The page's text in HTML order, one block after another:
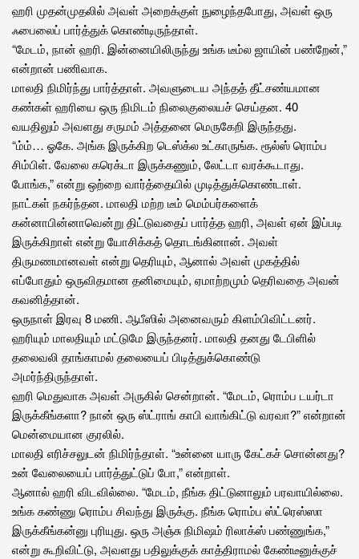
ஹரி முதன்முதலில் அவள் அறைக்குள் நுழைந்தபோது, அவள் ஒரு
ஃபைலைப் பார்த்துக் கொண்டிருந்தாள்.
“மேடம், நான் ஹரி. இன்னையிலிருந்து உங்க டீம்ல ஜாயின் பண்றேன்,”
என்றான் பணிவாக.
மாலதி நிமிர்ந்து பார்த்தாள். அவளுடைய அந்தத் தீட்சண்யமான
கண்கள் ஹரியை ஒரு நிமிடம் நிலைகுலையச் செய்தன. 40
வயதிலும் அவளது சருமம் அத்தனை மெருகேறி இருந்தது.
“ம்ம்… ஓகே. அங்க இருக்கிற டெஸ்க்ல உட்காருங்க. ரூல்ஸ் ரொம்ப
சிம்பிள். வேலை கரெக்டா இருக்கணும், லேட்டா வரக்கூடாது.
போங்க,” என்று ஒற்றை வார்த்தையில் முடித்துக்கொண்டாள்.
நாட்கள் நகர்ந்தன. மாலதி மற்ற டீம் மெம்பர்களைக்
கன்னாபின்னாவென்று திட்டுவதைப் பார்த்த ஹரி, அவள் ஏன் இப்படி
இருக்கிறாள் என்று யோசிக்கத் தொடங்கினான். அவள்
திருமணமானவள் என்று தெரியும், ஆனால் அவள் முகத்தில்
எப்போதும் ஒருவிதமான தனிமையும், ஏமாற்றமும் தெரிவதை அவன்
கவனித்தான்.
ஒருநாள் இரவு 8 மணி. ஆபீஸில் அனைவரும் கிளம்பிவிட்டனர்.
ஹரியும் மாலதியும் மட்டுமே இருந்தனர். மாலதி தனது டேபிளில்
தலைவலி தாங்காமல் தலையைப் பிடித்துக்கொண்டு
அமர்ந்திருந்தாள்.
ஹரி மெதுவாக அவள் அருகில் சென்றான். “மேடம், ரொம்ப டயர்டா
இருக்கீங்களா? நான் ஒரு ஸ்ட்ராங் காபி வாங்கிட்டு வரவா?” என்றான்
மென்மையான குரலில்.
மாலதி எரிச்சலுடன் நிமிர்ந்தாள். “உன்னை யாரு கேட்கச் சொன்னது?
உன் வேலையைப் பார்த்துட்டுப் போ,” என்றாள்.
ஆனால் ஹரி விடவில்லை. “மேடம், நீங்க திட்டுனாலும் பரவாயில்லை.
உங்க கண்ணு ரொம்ப சிவந்து இருக்கு. நீங்க ரொம்ப ஸ்ட்ரெஸ்ஸா
இருக்கீங்கன்னு புரியுது. ஒரு அஞ்சு நிமிஷம் ரிலாக்ஸ் பண்ணுங்க,”
என்று கூறிவிட்டு, அவளது பதிலுக்குக் காத்திராமல் கேண்டீனுக்குச்